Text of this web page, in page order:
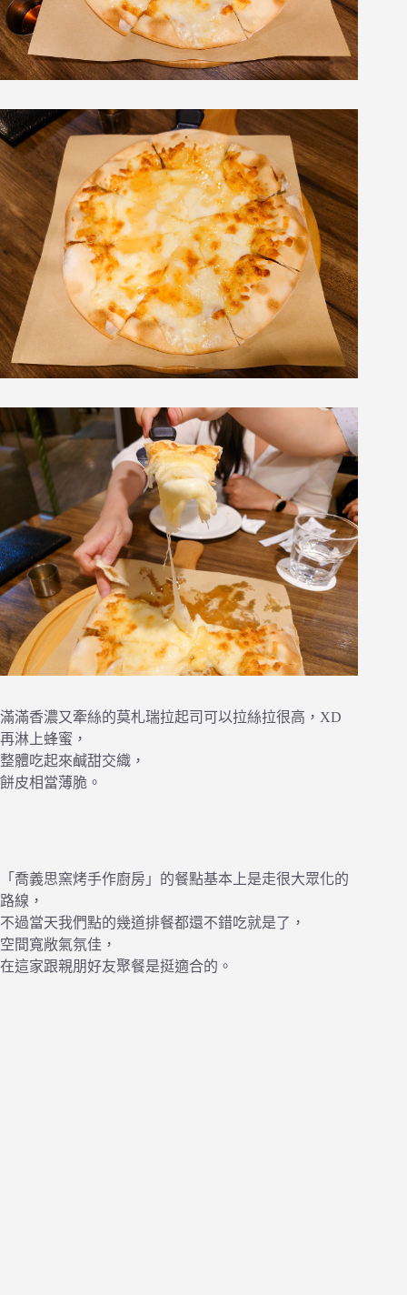
滿滿香濃又牽絲的莫札瑞拉起司可以拉絲拉很高，XD
再淋上蜂蜜，
整體吃起來鹹甜交織，
餅皮相當薄脆。
「喬義思窯烤手作廚房」的餐點基本上是走很大眾化的
路線，
不過當天我們點的幾道排餐都還不錯吃就是了，
空間寬敞氣氛佳，
在這家跟親朋好友聚餐是挺適合的。